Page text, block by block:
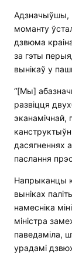
Адзначыўшы,
моманту
дзвюма
за гэты
вынікаў у
“[Мы]
развіцця
эканамічнай,
дасягненнях
паслання
Напрыканцы
выніках
намесніка
міністра
паведаміла,
урадамі